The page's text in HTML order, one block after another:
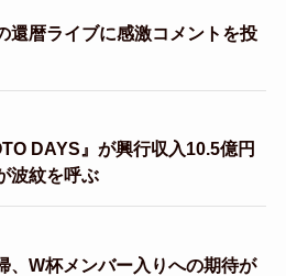
還暦ライブに感激コメントを投
DAYS』が興行収入10.5億円
波紋を呼ぶ
、W杯メンバー入りへの期待が